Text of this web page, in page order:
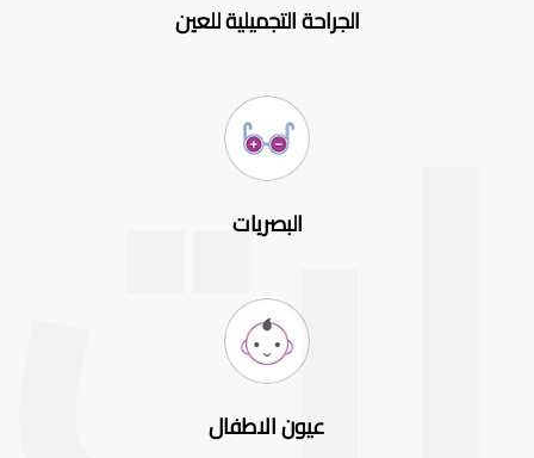
الجراحة التجميلية للعين
البصريات
عيون الاطفال